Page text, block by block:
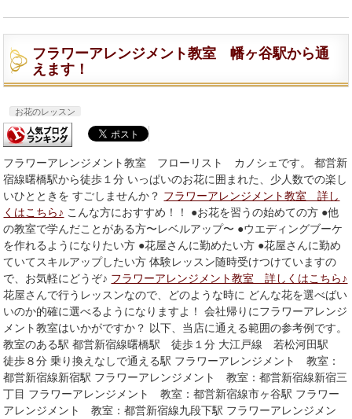
フラワーアレンジメント教室 幡ヶ谷駅から通
えます！
お花のレッスン
フラワーアレンジメント教室 フローリスト カノシェです。 都営新
宿線曙橋駅から徒歩１分 いっぱいのお花に囲まれた、少人数での楽し
いひとときを すごしませんか？ フラワーアレンジメント教室 詳し
くはこちら♪ こんな方におすすめ！！ ●お花を習うの始めての方 ●他
の教室で学んだことがある方〜レベルアップ〜 ●ウエディングブーケ
を作れるようになりたい方 ●花屋さんに勤めたい方 ●花屋さんに勤め
ていてスキルアップしたい方 体験レッスン随時受けつけていますの
で、お気軽にどうぞ♪ フラワーアレンジメント教室 詳しくはこちら♪
花屋さんで行うレッスンなので、どのような時に どんな花を選べばい
いのか的確に選べるようになりますよ！ 会社帰りにフラワーアレンジ
メント教室はいかがですか？ 以下、当店に通える範囲の参考例です。
教室のある駅 都営新宿線曙橋駅 徒歩１分 大江戸線 若松河田駅
徒歩８分 乗り換えなしで通える駅 フラワーアレンジメント 教室：
都営新宿線新宿駅 フラワーアレンジメント 教室：都営新宿線新宿三
丁目 フラワーアレンジメント 教室：都営新宿線市ヶ谷駅 フラワー
アレンジメント 教室：都営新宿線九段下駅 フラワーアレンジメン